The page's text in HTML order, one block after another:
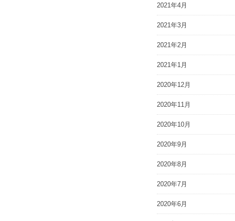
2021年4月
2021年3月
2021年2月
2021年1月
2020年12月
2020年11月
2020年10月
2020年9月
2020年8月
2020年7月
2020年6月